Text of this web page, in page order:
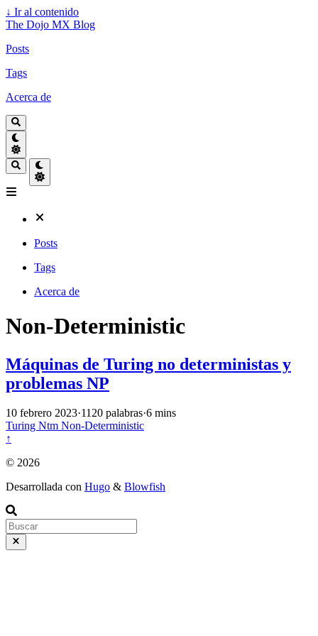
↓ Ir al contenido
The Dojo MX Blog
Posts
Tags
Acerca de
Posts
Tags
Acerca de
Non-Deterministic
Máquinas de Turing no deterministas y
problemas NP
10 febrero 2023·1120 palabras·6 mins
Turing Ntm Non-Deterministic
↑
© 2026
Desarrollada con Hugo & Blowfish